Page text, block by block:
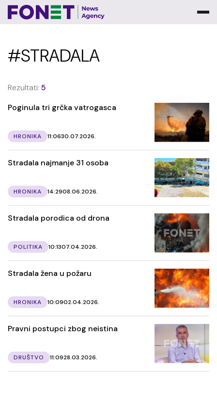
#STRADALA
Rezultati: 5
Poginula tri grčka vatrogasca
HRONIKA 11:0630.07.2026.
Stradala najmanje 31 osoba
HRONIKA 14:2908.06.2026.
Stradala porodica od drona
POLITIKA 10:1307.04.2026.
Stradala žena u požaru
HRONIKA 10:0902.04.2026.
Pravni postupci zbog neistina
DRUŠTVO 11:0928.03.2026.